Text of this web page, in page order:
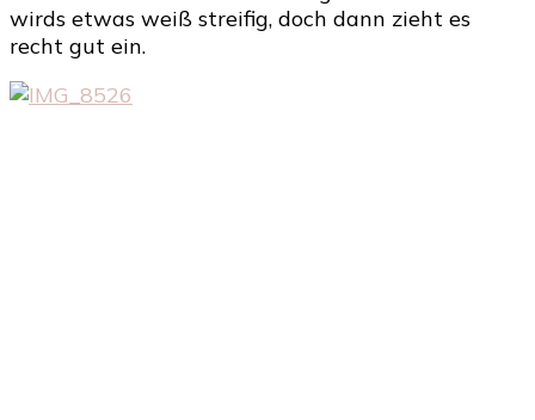
wirds etwas weiß streifig, doch dann zieht es
recht gut ein.